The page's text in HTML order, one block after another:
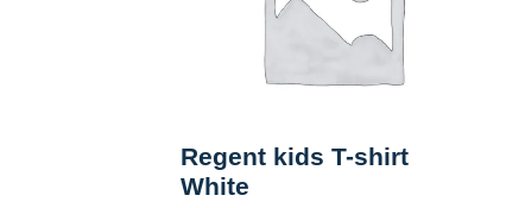
Regent kids T-shirt
White